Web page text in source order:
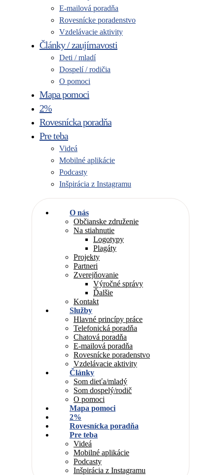
E-mailová poradňa
Rovesnícke poradenstvo
Vzdelávacie aktivity
Články / zaujímavosti
Deti / mladí
Dospelí / rodičia
O pomoci
Mapa pomoci
2%
Rovesnícka poradňa
Pre teba
Videá
Mobilné aplikácie
Podcasty
Inšpirácia z Instagramu
O nás
Občianske združenie
Na stiahnutie
Logotypy
Plagáty
Projekty
Partneri
Zverejňovanie
Výročné správy
Ďalšie
Kontakt
Služby
Hlavné princípy práce
Telefonická poradňa
Chatová poradňa
E-mailová poradňa
Rovesnícke poradenstvo
Vzdelávacie aktivity
Články
Som dieťa/mladý
Som dospelý/rodič
O pomoci
Mapa pomoci
2%
Rovesnícka poradňa
Pre teba
Videá
Mobilné aplikácie
Podcasty
Inšpirácia z Instagramu